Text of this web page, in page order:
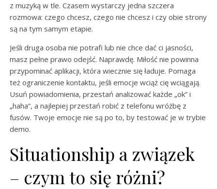
z muzyką w tle. Czasem wystarczy jedna szczera
rozmowa: czego chcesz, czego nie chcesz i czy obie strony
są na tym samym etapie.
Jeśli druga osoba nie potrafi lub nie chce dać ci jasności,
masz pełne prawo odejść. Naprawdę. Miłość nie powinna
przypominać aplikacji, która wiecznie się ładuje. Pomaga
też ograniczenie kontaktu, jeśli emocje wciąż cię wciągają.
Usuń powiadomienia, przestań analizować każde „ok” i
„haha”, a najlepiej przestań robić z telefonu wróżbę z
fusów. Twoje emocje nie są po to, by testować je w trybie
demo.
Situationship a związek
– czym to się różni?